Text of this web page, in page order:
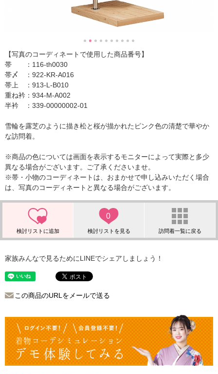
【写真のコーディネートで使用した商品番号】
帯 ：116-th0030
帯〆 ：922-KR-A016
帯上 ：913-L-B010
重ね衿：934-M-A002
半衿 ：339-00000002-01
雪輪を露芝のように描き松と桜が描かれたピンク色の清楚で華やか
な訪問着。
※商品の色については画面を表示するモニターによって実際と多少
異なる場合がございます。ご了承くださいませ。
※帯・小物のコーディネートは、おまかせで申し込みいただく場合
は、写真のコーディネートと異なる場合がございます。
0
家族みんなで見るためにLINEでシェアしましょう！
この商品のURLをメールで送る